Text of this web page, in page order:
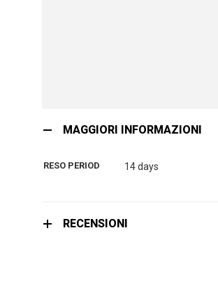
all'inizio
di
MAGGIORI INFORMAZIONI
RESO PERIOD 14 days
RECENSIONI